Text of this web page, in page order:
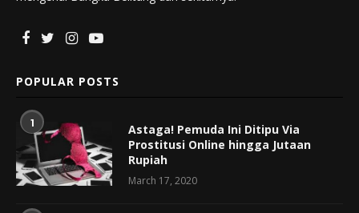
POPULAR POSTS
1
Astaga! Pemuda Ini Ditipu Via
Prostitusi Online hingga Jutaan
Rupiah
March 17, 2020